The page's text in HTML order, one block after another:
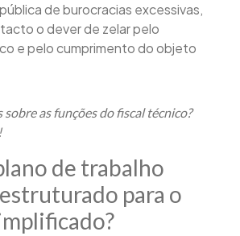
de burocracias excessivas,
o dever de zelar pelo
e pelo cumprimento do objeto
sobre as funções do fiscal técnico?
de trabalho
para o